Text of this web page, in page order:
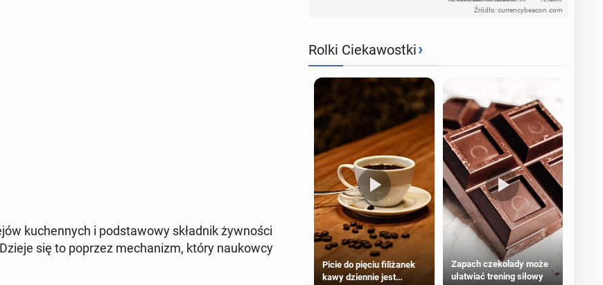
ku­chen­nych i pod­sta­wo­wy skład­nik żyw­no­ści
się to poprzez me­cha­nizm, który na­ukow­cy
Źródło: currencybeacon.com
Rolki Ciekawostki›
Picie do pięciu filiżanek
kawy dziennie jest
Zapach czekolady może
ułatwiać trening siłowy